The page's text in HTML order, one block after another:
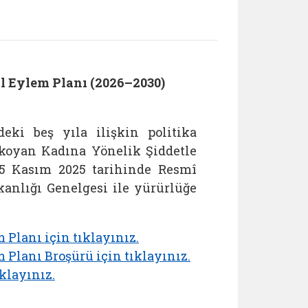
Planı (2026–2030)
beş yıla ilişkin politika
Kadına Yönelik Şiddetle
Kasım 2025 tarihinde Resmî
Genelgesi ile yürürlüğe
Planı için tıklayınız.
Broşürü için tıklayınız.